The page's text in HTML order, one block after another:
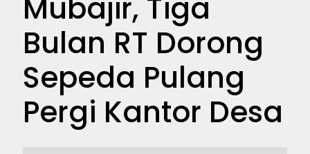
Mubajir, Tiga
Bulan RT Dorong
Sepeda Pulang
Pergi Kantor Desa